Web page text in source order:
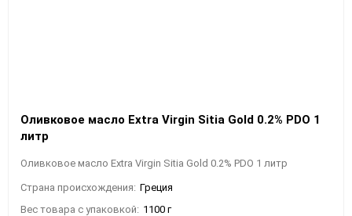
Оливковое масло Extra Virgin Sitia Gold 0.2% PDO 1
литр
Оливковое масло Extra Virgin Sitia Gold 0.2% PDO 1 литр
Страна происхождения: Греция
Вес товара с упаковкой: 1100 г